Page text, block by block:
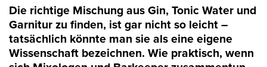
Die richtige Mischung aus Gin, Tonic Water und
Garnitur zu finden, ist gar nicht so leicht –
tatsächlich könnte man sie als eine eigene
Wissenschaft bezeichnen. Wie praktisch, wenn